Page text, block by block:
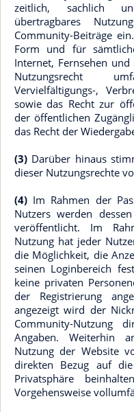
zeitlich, sachlich
übertragbares
Community-Beiträge
Form und für
Internet, Fernsehen
Nutzungsrecht
Vervielfältigungs-,
sowie das Recht zur
der öffentlichen
das Recht der
(3) Darüber hinaus
dieser Nutzungsrechte
(4) Im Rahmen der
Nutzers werden
veröffentlicht. Im
Nutzung hat jeder
die Möglichkeit, die
seinen Loginbereich
keine privaten
der Registrierung
angezeigt wird der
Community-Nutzung
Angaben. Weiterhin
Nutzung der Website
direkten Bezug auf
Privatsphäre
Vorgehensweise